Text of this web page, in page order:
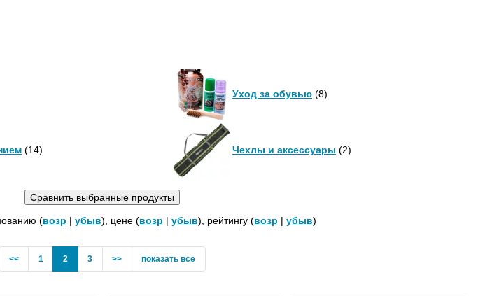
(14)
Уход за обувью (8)
Чехлы и аксессуары (2)
(возр | убыв), цене (возр | убыв), рейтингу (возр | убыв)
<<Previous
1 2(current)
3 >> показать все